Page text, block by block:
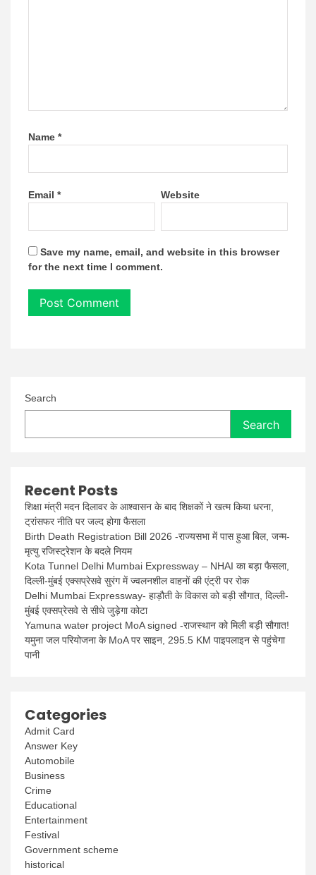
Name *
Email * Website
Save my name, email, and website in this browser
for the next time I comment.
Search
Search
Recent Posts
शिक्षा मंत्री मदन दिलावर के आश्वासन के बाद शिक्षकों ने खत्म किया धरना,
ट्रांसफर नीति पर जल्द होगा फैसला
Birth Death Registration Bill 2026 -राज्यसभा में पास हुआ बिल, जन्म-
मृत्यु रजिस्ट्रेशन के बदले नियम
Kota Tunnel Delhi Mumbai Expressway – NHAI का बड़ा फैसला,
दिल्ली-मुंबई एक्सप्रेसवे सुरंग में ज्वलनशील वाहनों की एंट्री पर रोक
Delhi Mumbai Expressway- हाड़ौती के विकास को बड़ी सौगात, दिल्ली-
मुंबई एक्सप्रेसवे से सीधे जुड़ेगा कोटा
Yamuna water project MoA signed -राजस्थान को मिली बड़ी सौगात!
यमुना जल परियोजना के MoA पर साइन, 295.5 KM पाइपलाइन से पहुंचेगा
पानी
Categories
Admit Card
Answer Key
Automobile
Business
Crime
Educational
Entertainment
Festival
Government scheme
historical